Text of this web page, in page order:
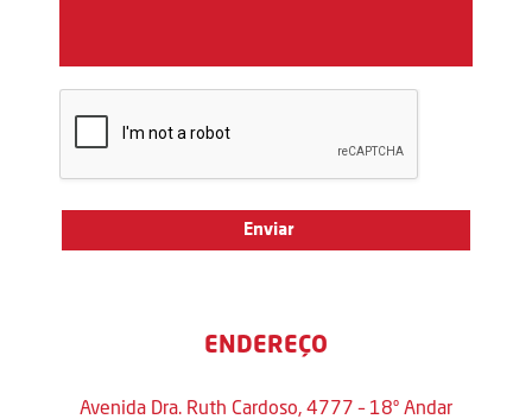
ENDEREÇO
Avenida Dra. Ruth Cardoso, 4777 – 18º Andar